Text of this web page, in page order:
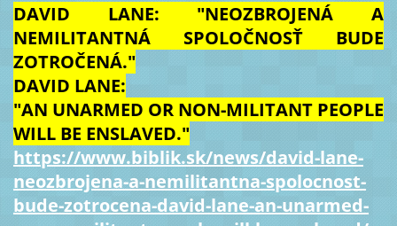
DAVID LANE: "NEOZBROJENÁ A
NEMILITANTNÁ SPOLOČNOSŤ BUDE
ZOTROČENÁ."
DAVID LANE:
"AN UNARMED OR NON-MILITANT PEOPLE
WILL BE ENSLAVED."
https://www.biblik.sk/news/david-lane-
neozbrojena-a-nemilitantna-spolocnost-
bude-zotrocena-david-lane-an-unarmed-